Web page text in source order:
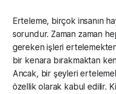
Erteleme, birçok insanın
sorundur. Zaman zaman
gereken işleri
bir kenara bırakmaktan
Ancak, bir şeyleri
özellik olarak kabul edilir.